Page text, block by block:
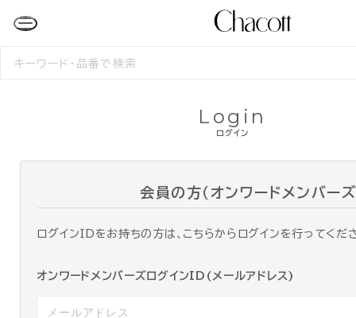
検
ログイン
Login
会員の方（オンワードメンバーズ
ログインIDをお持ちの方は、こちらからログインを行ってくだ
オンワードメンバーズログインID(メールアドレス)